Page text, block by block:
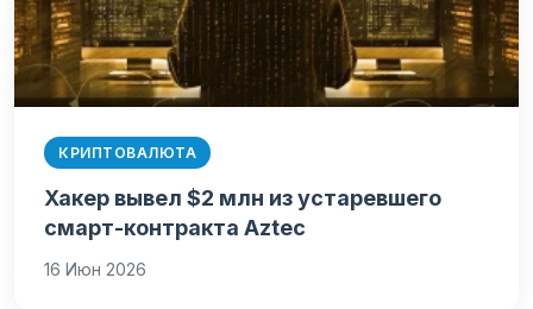
КРИПТОВАЛЮТА
Хакер вывел $2 млн из устаревшего
смарт-контракта Aztec
16 Июн 2026